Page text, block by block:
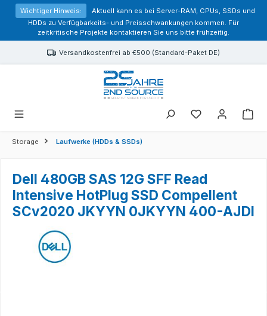
springen
Wichtiger Hinweis:
Aktuell kann es bei Server-RAM, CPUs, SSDs und
HDDs zu Verfügbarkeits- und Preisschwankungen kommen. Für
zeitkritische Projekte kontaktieren Sie uns bitte frühzeitig.
Versandkostenfrei ab €500 (Standard-Paket DE)
Sie haben 0
Storage Laufwerke (HDDs & SSDs)
Dell 480GB SAS 12G SFF Read
Intensive HotPlug SSD Compellent
SCv2020 JKYYN 0JKYYN 400-AJDI